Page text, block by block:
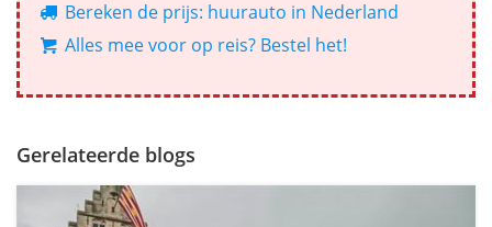
Bereken de prijs: huurauto in Nederland
Alles mee voor op reis? Bestel het!
Gerelateerde blogs